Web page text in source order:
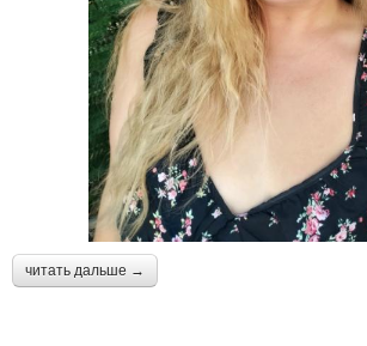
читать дальше →